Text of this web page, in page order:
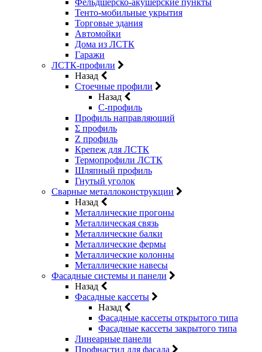
Фельдшерско-акушерские пункты
Тенто-мобильные укрытия
Торговые здания
Автомойки
Дома из ЛСТК
Гаражи
ЛСТК-профили
Назад
Стоечные профили
Назад
C-профиль
Профиль направляющий
Σ профиль
Z профиль
Крепеж для ЛСТК
Термопрофили ЛСТК
Шляпный профиль
Гнутый уголок
Сварные металлоконструкции
Назад
Металлические прогоны
Металлическая связь
Металлические балки
Металлические фермы
Металлические колонны
Металлические навесы
Фасадные системы и панели
Назад
Фасадные кассеты
Назад
Фасадные кассеты открытого типа
Фасадные кассеты закрытого типа
Линеарные панели
Профнастил для фасада